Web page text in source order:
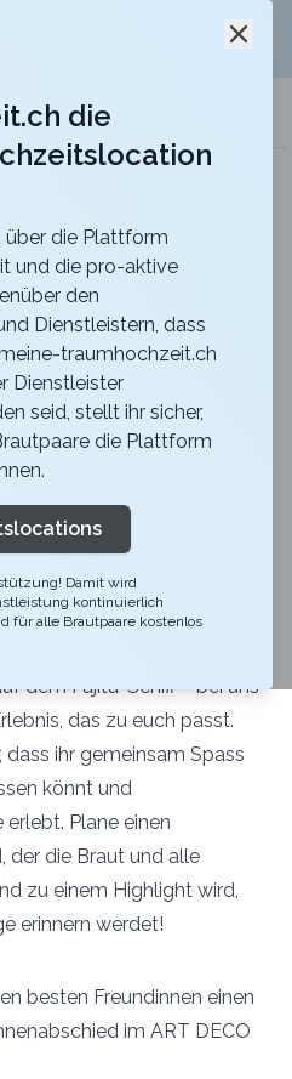
Feier mit einer herrlich
Junggesellinnenabschied für
zu planen und suchst
Ideen? Dann bist
für jeden Geschmack
der
wird. Ob eine
für pure
Fotoshooting für tolle
Winetasting oder ein
dem Fajita-Schiff – bei uns
das zu euch passt.
dass ihr gemeinsam Spass
könnt und
Plane einen
der die Braut und alle
zu einem Highlight wird,
erinnern werdet!
besten Freundinnen einen
im ART DECO
die
über die Plattform
und die pro-aktive
den
Dienstleistern, dass
traumhochzeit.ch
Dienstleister
seid, stellt ihr sicher,
die Plattform
Damit wird
kontinuierlich
für alle Brautpaare kostenlos